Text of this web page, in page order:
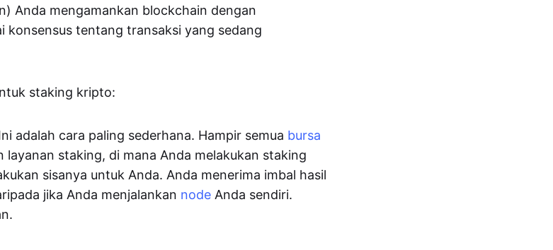
Anda mengamankan blockchain dengan
konsensus tentang transaksi yang sedang
staking kripto:
adalah cara paling sederhana. Hampir semua bursa
layanan staking, di mana Anda melakukan staking
sisanya untuk Anda. Anda menerima imbal hasil
jika Anda menjalankan node Anda sendiri.